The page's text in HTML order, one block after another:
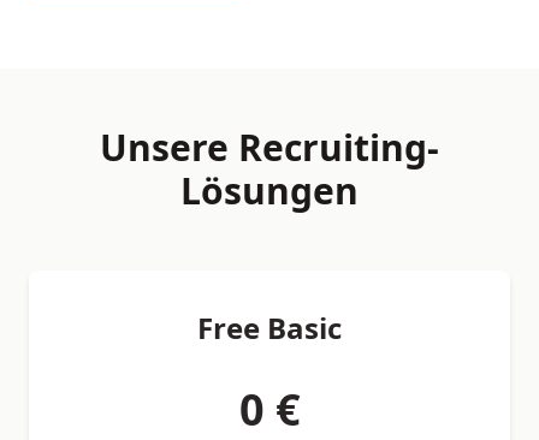
Unsere Recruiting-
Lösungen
Free Basic
0 €